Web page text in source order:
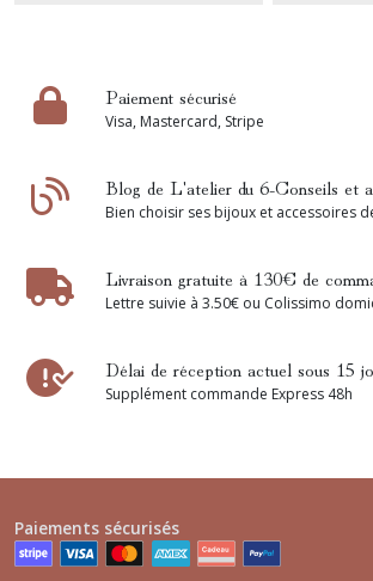
Paiement sécurisé
Visa, Mastercard, Stripe
Blog de L'atelier du 6-Conseils et
Bien choisir ses bijoux et accessoires
Livraison gratuite à 130€ de
Lettre suivie à 3.50€ ou Colissimo
Délai de réception actuel sous 15
Supplément commande Express 48h
Paiements sécurisés